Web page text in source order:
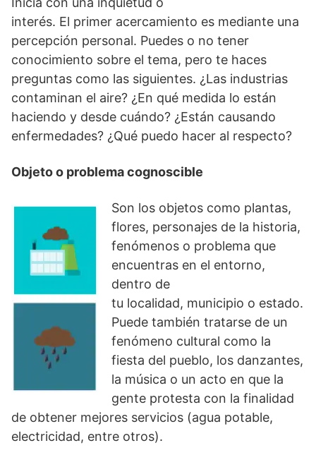
interés. El primer acercamiento es mediante una
percepción personal. Puedes o no tener
conocimiento sobre el tema, pero te haces
preguntas como las siguientes. ¿Las industrias
contaminan el aire? ¿En qué medida lo están
haciendo y desde cuándo? ¿Están causando
enfermedades? ¿Qué puedo hacer al respecto?
Objeto o problema cognoscible
Son los objetos como plantas,
flores, personajes de la historia,
fenómenos o problema que
encuentras en el entorno,
dentro de
tu localidad, municipio o estado.
Puede también tratarse de un
fenómeno cultural como la
fiesta del pueblo, los danzantes,
la música o un acto en que la
gente protesta con la finalidad
de obtener mejores servicios (agua potable,
electricidad, entre otros).